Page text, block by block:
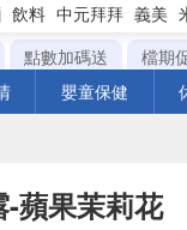
飲料 中元拜拜 義美
點數加碼送
檔期
嬰童保健
蘋果茉莉花